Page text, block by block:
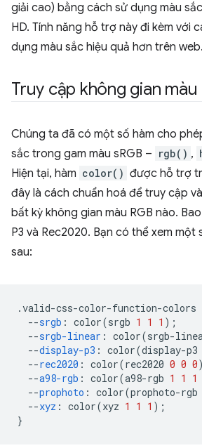
giải cao) bằng cách sử dụng màu
HD. Tính năng hỗ trợ này đi kèm với
dụng màu sắc hiệu quả hơn trên web.
Truy cập không gian màu
Chúng ta đã có một số hàm cho
sắc trong gam màu sRGB – rgb() ,
Hiện tại, hàm color() được hỗ trợ
đây là cách chuẩn hoá để truy cập
bất kỳ không gian màu RGB nào.
P3 và Rec2020. Bạn có thể xem một
sau:
.valid-css-color-function-colors
--srgb : color(srgb 1 1 1 );
--srgb-linear : color(srgb-
--display-p3 : color(display-p3
--rec2020 : color(rec2020 0 0 0
--a98-rgb : color(a98-rgb 1 1 1
--prophoto : color(prophoto-rgb
--xyz : color(xyz 1 1 1 );
}